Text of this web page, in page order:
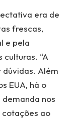
era de
frescas,
e pela
“A
Além
EUA, há o
nos
cotações ao